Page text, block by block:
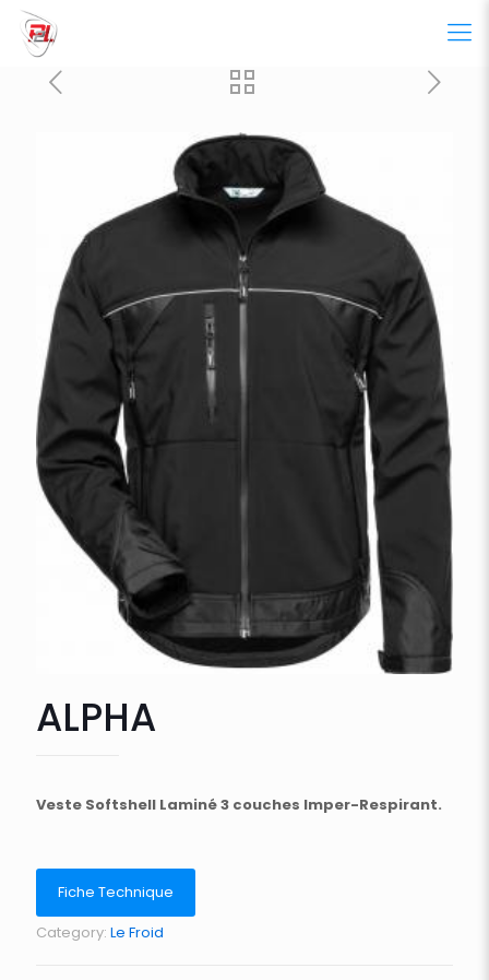
ALPHA
Veste Softshell Laminé 3 couches Imper-Respirant.
Fiche Technique
Category: Le Froid